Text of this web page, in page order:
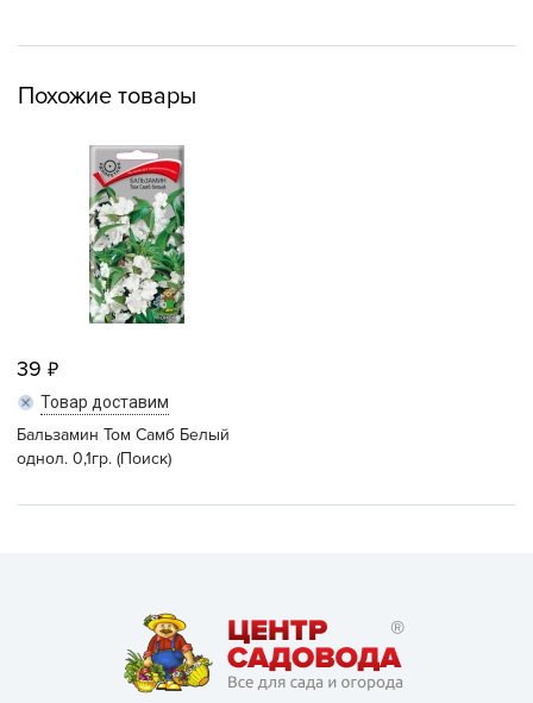
Похожие товары
39
Товар доставим
Бальзамин Том Самб Белый
однол. 0,1гр. (Поиск)